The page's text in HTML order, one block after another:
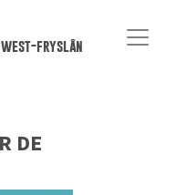
fryslân
DE